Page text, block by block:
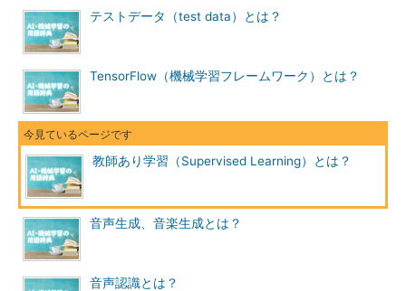
テストデータ（test data）とは？
TensorFlow（機械学習フレームワーク）とは？
教師あり学習（Supervised Learning）とは？
音声生成、音楽生成とは？
音声認識とは？